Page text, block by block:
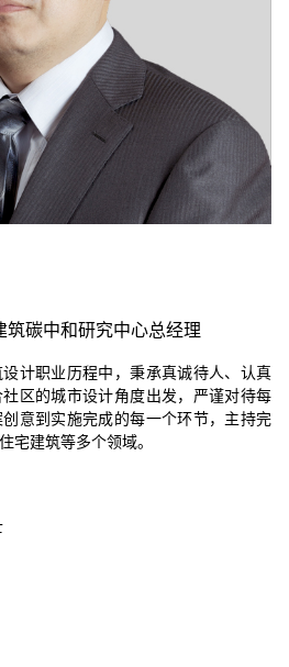
碳中和研究中心总经理
计职业历程中，秉承真诚待人、认真
区的城市设计角度出发，严谨对待每
意到实施完成的每一个环节，主持完
宅建筑等多个领域。